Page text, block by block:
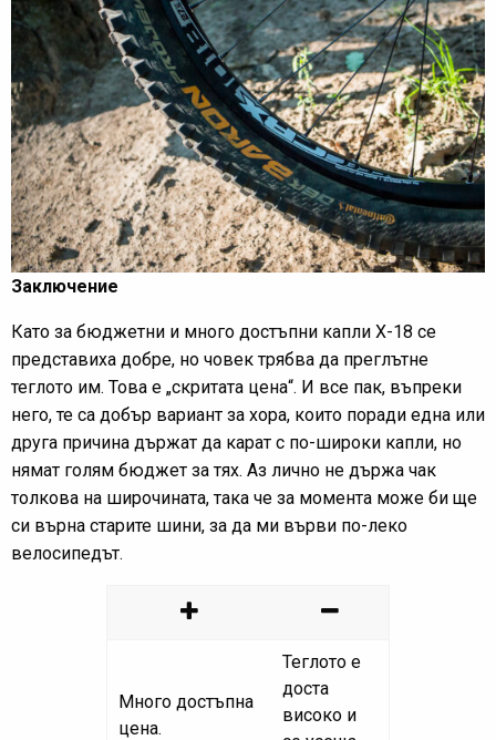
Заключение
Като за бюджетни и много достъпни капли X-18 се
представиха добре, но човек трябва да преглътне
теглото им. Това е „скритата цена“. И все пак, въпреки
него, те са добър вариант за хора, които поради една или
друга причина държат да карат с по-широки капли, но
нямат голям бюджет за тях. Аз лично не държа чак
толкова на широчината, така че за момента може би ще
си върна старите шини, за да ми върви по-леко
велосипедът.
Много достъпна
цена.
Теглото е
доста
високо и